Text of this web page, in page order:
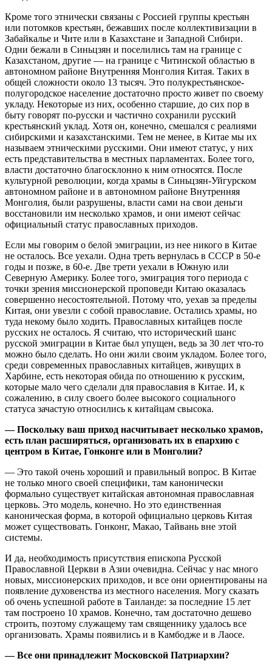
Кроме того этнически связаны с Россией группы крестьян
или потомков крестьян, бежавших после коллективизации в
Забайкалье и Чите или в Казахстане и Западной Сибири.
Одни бежали в Синьцзян и поселились там на границе с
Казахстаном, другие — на границе с Читинской областью в
автономном районе Внутренняя Монголия Китая. Таких в
общей сложности около 13 тысяч. Это полукрестьянское-
полугородское население достаточно просто живет по своему
укладу. Некоторые из них, особенно старшие, до сих пор в
быту говорят по-русски и частично сохранили русский
крестьянский уклад. Хотя он, конечно, смешался с реалиями
сибирскими и казахстанскими. Тем не менее, в Китае мы их
называем этническими русскими. Они имеют статус, у них
есть представительства в местных парламентах. Более того,
власти достаточно благосклонно к ним относятся. После
культурной революции, когда храмы в Синьцзян-Уйгурском
автономном районе и в автономном районе Внутренняя
Монголия, были разрушены, власти сами на свои деньги
восстановили им несколько храмов, и они имеют сейчас
официальный статус православных приходов.
Если мы говорим о белой эмиграции, из нее никого в Китае
не осталось. Все уехали. Одна треть вернулась в СССР в 50-е
годы и позже, в 60-е. Две трети уехали в Южную или
Северную Америку. Более того, эмиграция того периода с
точки зрения миссионерской проповеди Китаю оказалась
совершенно несостоятельной. Потому что, уехав за пределы
Китая, они увезли с собой православие. Остались храмы, но
туда некому было ходить. Православных китайцев после
русских не осталось. Я считаю, что исторический шанс
русской эмиграции в Китае был упущен, ведь за 30 лет что-то
можно было сделать. Но они жили своим укладом. Более того,
среди современных православных китайцев, живущих в
Харбине, есть некоторая обида по отношению к русским,
которые мало чего сделали для православия в Китае. И, к
сожалению, в силу своего более высокого социального
статуса зачастую относились к китайцам свысока.
— Поскольку ваш приход насчитывает несколько храмов,
есть план расширяться, организовать их в епархию с
центром в Китае, Гонконге или в Монголии?
— Это такой очень хороший и правильный вопрос. В Китае
не только много своей специфики, там канонически
формально существует китайская автономная православная
церковь. Это модель, конечно. Но это единственная
каноническая форма, в которой официально церковь Китая
может существовать. Гонконг, Макао, Тайвань вне этой
системы.
И да, необходимость присутствия епископа Русской
Православной Церкви в Азии очевидна. Сейчас у нас много
новых, миссионерских приходов, и все они ориентированы на
появление духовенства из местного населения. Могу сказать
об очень успешной работе в Таиланде: за последние 15 лет
там построено 10 храмов. Конечно, там достаточно дешево
строить, поэтому служащему там священнику удалось все
организовать. Храмы появились и в Камбодже и в Лаосе.
— Все они принадлежит Московской Патриархии?